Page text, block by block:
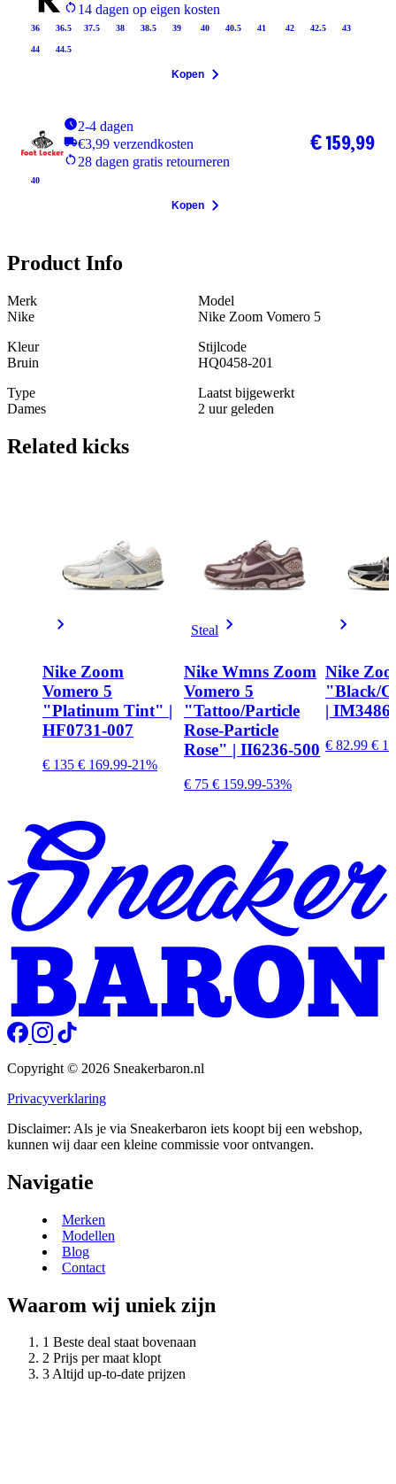
14 dagen op eigen kosten
36 36.5 37.5 38 38.5 39 40 40.5 41 42 42.5 43
44 44.5
Kopen
2-4 dagen
€3,99 verzendkosten
28 dagen gratis retourneren
40
€ 159,99
Kopen
Product Info
Merk
Nike
Model
Nike Zoom Vomero 5
Kleur
Bruin
Stijlcode
HQ0458-201
Type
Dames
Laatst bijgewerkt
2 uur geleden
Related kicks
Nike Zoom
Vomero 5
"Platinum Tint" |
HF0731-007
€ 135 € 169.99-21%
Steal
Nike Wmns Zoom
Vomero 5
"Tattoo/Particle
Rose-Particle
Rose" | II6236-500
€ 75 € 159.99-53%
Nike
"Black/
|
€ 82.99 €
Copyright © 2026 Sneakerbaron.nl
Privacyverklaring
Disclaimer: Als je via Sneakerbaron iets koopt bij een webshop,
kunnen wij daar een kleine commissie voor ontvangen.
Navigatie
Merken
Modellen
Blog
Contact
Waarom wij uniek zijn
Beste deal staat bovenaan
Prijs per maat klopt
Altijd up-to-date prijzen